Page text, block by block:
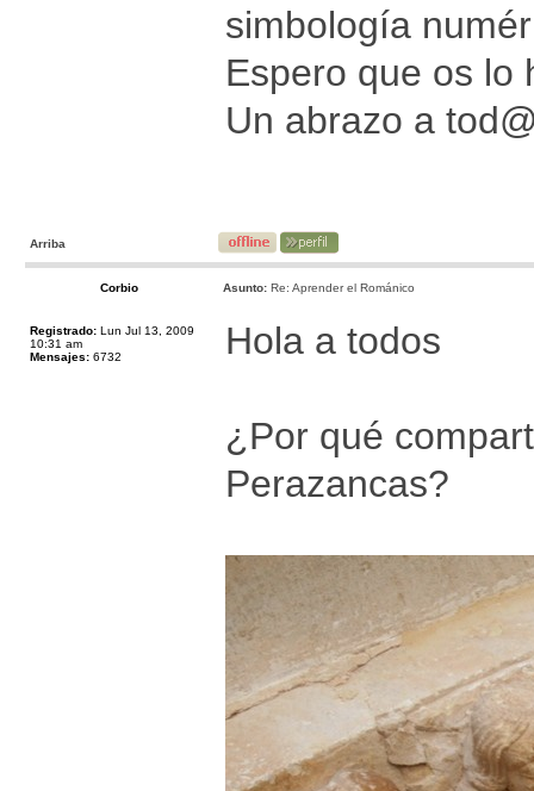
simbología
Espero que os lo
Un abrazo a
Arriba
Corbio Asunto: Re: Aprender el Románico
Registrado: Lun Jul 13, 2009
10:31 am
Mensajes: 6732 Hola a todos
¿Por qué
Perazancas?